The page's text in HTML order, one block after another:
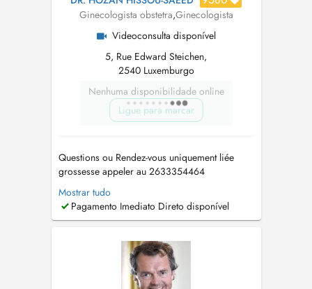
Ginecologista obstetra,Ginecologista
Videoconsulta disponível
5, Rue Edward Steichen,
2540 Luxemburgo
Nenhuma disponibilidade online
Ligue para marcar
Questions ou Rendez-vous uniquement liée
grossesse appeler au 2633354464
Téléconsultation Disponible tous les jours à
11h00. Merci de vous inscrire par doctena. PID
disponible Gynécologue-obstétricienne
grossesse, la fertilité et la santé féminine à...
Mostrar tudo
Pagamento Imediato Direto disponível